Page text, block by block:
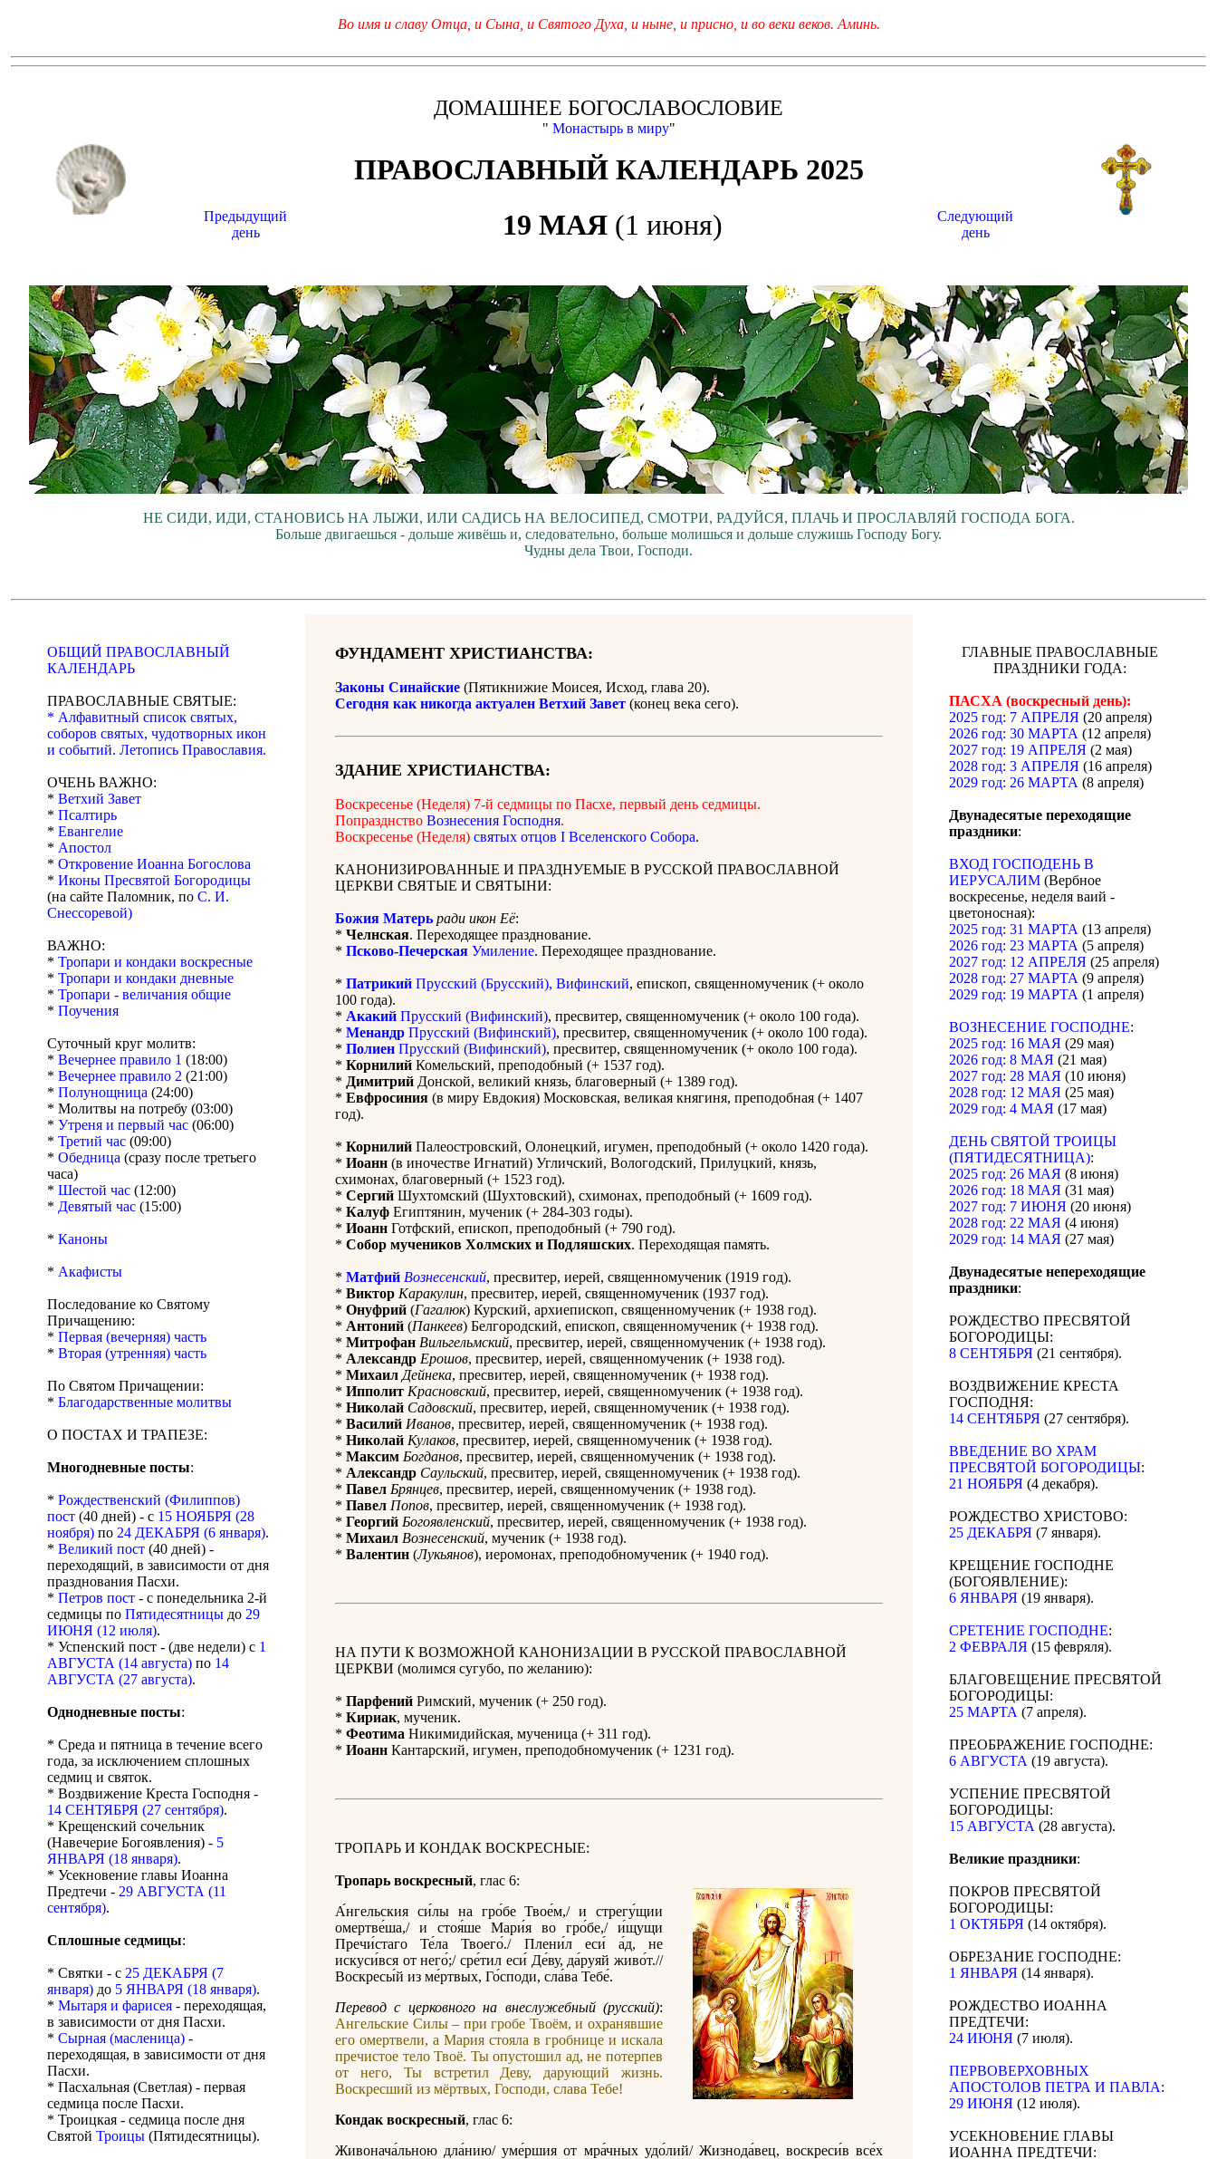
Во имя и славу Отца, и Сына, и Святого Духа, и ныне, и присно, и во веки веков. Аминь.
ДОМАШНЕЕ БОГОСЛАВОСЛОВИЕ
" Монастырь в миру"
ПРАВОСЛАВНЫЙ КАЛЕНДАРЬ 2025
Предыдущий
день
19 МАЯ(1 июня)
Следующий
день
НЕ СИДИ, ИДИ, СТАНОВИСЬ НА ЛЫЖИ, ИЛИ САДИСЬ НА ВЕЛОСИПЕД, СМОТРИ, РАДУЙСЯ, ПЛАЧЬ И ПРОСЛАВЛЯЙ ГОСПОДА БОГА.
Больше двигаешься - дольше живёшь и, следовательно, больше молишься и дольше служишь Господу Богу.
Чудны дела Твои, Господи.
ОБЩИЙ ПРАВОСЛАВНЫЙ
КАЛЕНДАРЬ
ПРАВОСЛАВНЫЕ СВЯТЫЕ:
* Алфавитный список святых,
соборов святых, чудотворных икон
и событий. Летопись Православия.
ОЧЕНЬ ВАЖНО:
* Ветхий Завет
* Псалтирь
* Евангелие
* Апостол
* Откровение Иоанна Богослова
* Иконы Пресвятой Богородицы
(на сайте Паломник, по С. И.
Снессоревой)
ВАЖНО:
* Тропари и кондаки воскресные
* Тропари и кондаки дневные
* Тропари - величания общие
* Поучения
Суточный круг молитв:
* Вечернее правило 1 (18:00)
* Вечернее правило 2 (21:00)
* Полунощница (24:00)
* Молитвы на потребу (03:00)
* Утреня и первый час (06:00)
* Третий час (09:00)
* Обедница (сразу после третьего
часа)
* Шестой час (12:00)
* Девятый час (15:00)
* Каноны
* Акафисты
Последование ко Святому
Причащению:
* Первая (вечерняя) часть
* Вторая (утренняя) часть
По Святом Причащении:
* Благодарственные молитвы
О ПОСТАХ И ТРАПЕЗЕ:
Многодневные посты:
* Рождественский (Филиппов)
пост (40 дней) - с 15 НОЯБРЯ (28
ноября) по 24 ДЕКАБРЯ (6 января).
* Великий пост (40 дней) -
переходящий, в зависимости от дня
празднования Пасхи.
* Петров пост - с понедельника 2-й
седмицы по Пятидесятницы до 29
ИЮНЯ (12 июля).
* Успенский пост - (две недели) с 1
АВГУСТА (14 августа) по 14
АВГУСТА (27 августа).
Однодневные посты:
* Среда и пятница в течение всего
года, за исключением сплошных
седмиц и святок.
* Воздвижение Креста Господня -
14 СЕНТЯБРЯ (27 сентября).
* Крещенский сочельник
(Навечерие Богоявления) - 5
ЯНВАРЯ (18 января).
* Усекновение главы Иоанна
Предтечи - 29 АВГУСТА (11
сентября).
Сплошные седмицы:
* Святки - с 25 ДЕКАБРЯ (7
января) до 5 ЯНВАРЯ (18 января).
* Мытаря и фарисея - переходящая,
в зависимости от дня Пасхи.
* Сырная (масленица) -
переходящая, в зависимости от дня
Пасхи.
* Пасхальная (Светлая) - первая
седмица после Пасхи.
* Троицкая - седмица после дня
Святой Троицы (Пятидесятницы).
ФУНДАМЕНТ ХРИСТИАНСТВА:
Законы Синайские (Пятикнижие Моисея, Исход, глава 20).
Сегодня как никогда актуален Ветхий Завет (конец века сего).
ЗДАНИЕ ХРИСТИАНСТВА:
Воскресенье (Неделя) 7-й седмицы по Пасхе, первый день седмицы.
Попразднство Вознесения Господня.
Воскресенье (Неделя) святых отцов I Вселенского Собора.
КАНОНИЗИРОВАННЫЕ И ПРАЗДНУЕМЫЕ В РУССКОЙ ПРАВОСЛАВНОЙ
ЦЕРКВИ СВЯТЫЕ И СВЯТЫНИ:
Божия Матерь ради икон Её:
* Челнская. Переходящее празднование.
* Псково-Печерская Умиление. Переходящее празднование.
* Патрикий Прусский (Брусский), Вифинский, епископ, священномученик (+ около
100 года).
* Акакий Прусский (Вифинский), пресвитер, священномученик (+ около 100 года).
* Менандр Прусский (Вифинский), пресвитер, священномученик (+ около 100 года).
* Полиен Прусский (Вифинский), пресвитер, священномученик (+ около 100 года).
* Корнилий Комельский, преподобный (+ 1537 год).
* Димитрий Донской, великий князь, благоверный (+ 1389 год).
* Евфросиния (в миру Евдокия) Московская, великая княгиня, преподобная (+ 1407
год).
* Корнилий Палеостровский, Олонецкий, игумен, преподобный (+ около 1420 года).
* Иоанн (в иночестве Игнатий) Угличский, Вологодский, Прилуцкий, князь,
схимонах, благоверный (+ 1523 год).
* Сергий Шухтомский (Шухтовский), схимонах, преподобный (+ 1609 год).
* Калуф Египтянин, мученик (+ 284-303 годы).
* Иоанн Готфский, епископ, преподобный (+ 790 год).
* Собор мучеников Холмских и Подляшских. Переходящая память.
* Матфий Вознесенский, пресвитер, иерей, священномученик (1919 год).
* Виктор Каракулин, пресвитер, иерей, священномученик (1937 год).
* Онуфрий (Гагалюк) Курский, архиепископ, священномученик (+ 1938 год).
* Антоний (Панкеев) Белгородский, епископ, священномученик (+ 1938 год).
* Митрофан Вильгельмский, пресвитер, иерей, священномученик (+ 1938 год).
* Александр Ерошов, пресвитер, иерей, священномученик (+ 1938 год).
* Михаил Дейнека, пресвитер, иерей, священномученик (+ 1938 год).
* Ипполит Красновский, пресвитер, иерей, священномученик (+ 1938 год).
* Николай Садовский, пресвитер, иерей, священномученик (+ 1938 год).
* Василий Иванов, пресвитер, иерей, священномученик (+ 1938 год).
* Николай Кулаков, пресвитер, иерей, священномученик (+ 1938 год).
* Максим Богданов, пресвитер, иерей, священномученик (+ 1938 год).
* Александр Саульский, пресвитер, иерей, священномученик (+ 1938 год).
* Павел Брянцев, пресвитер, иерей, священномученик (+ 1938 год).
* Павел Попов, пресвитер, иерей, священномученик (+ 1938 год).
* Георгий Богоявленский, пресвитер, иерей, священномученик (+ 1938 год).
* Михаил Вознесенский, мученик (+ 1938 год).
* Валентин (Лукьянов), иеромонах, преподобномученик (+ 1940 год).
НА ПУТИ К ВОЗМОЖНОЙ КАНОНИЗАЦИИ В РУССКОЙ ПРАВОСЛАВНОЙ
ЦЕРКВИ (молимся сугубо, по желанию):
* Парфений Римский, мученик (+ 250 год).
* Кириак, мученик.
* Феотима Никимидийская, мученица (+ 311 год).
* Иоанн Кантарский, игумен, преподобномученик (+ 1231 год).
ТРОПАРЬ И КОНДАК ВОСКРЕСНЫЕ:
Тропарь воскресный, глас 6:
А́нгельския си́лы на гро́бе Твое́м,/ и стрегу́щии
омертве́ша,/ и стоя́ше Мари́я во гро́бе,/ и́щущи
Пречи́стаго Те́ла Твоего́./ Плени́л еси́ а́д, не
искуси́вся от него́;/ сре́тил еси́ Де́ву, да́руяй живо́т.//
Воскресы́й из ме́ртвых, Го́споди, сла́ва Тебе́.
Перевод с церковного на внеслужебный (русский):
Ангельские Силы – при гробе Твоём, и охранявшие
его омертвели, а Мария стояла в гробнице и искала
пречистое тело Твоё. Ты опустошил ад, не потерпев
от него, Ты встретил Деву, дарующий жизнь.
Воскресший из мёртвых, Господи, слава Тебе!
Кондак воскресный, глас 6:
Живонача́льною дла́нию/ уме́ршия от мра́чных удо́лий/ Жизнода́вец, воскреси́в все́х
ГЛАВНЫЕ ПРАВОСЛАВНЫЕ
ПРАЗДНИКИ ГОДА:
ПАСХА (воскресный день):
2025 год: 7 АПРЕЛЯ (20 апреля)
2026 год: 30 МАРТА (12 апреля)
2027 год: 19 АПРЕЛЯ (2 мая)
2028 год: 3 АПРЕЛЯ (16 апреля)
2029 год: 26 МАРТА (8 апреля)
Двунадесятые переходящие
праздники:
ВХОД ГОСПОДЕНЬ В
ИЕРУСАЛИМ (Вербное
воскресенье, неделя ваий -
цветоносная):
2025 год: 31 МАРТА (13 апреля)
2026 год: 23 МАРТА (5 апреля)
2027 год: 12 АПРЕЛЯ (25 апреля)
2028 год: 27 МАРТА (9 апреля)
2029 год: 19 МАРТА (1 апреля)
ВОЗНЕСЕНИЕ ГОСПОДНЕ:
2025 год: 16 МАЯ (29 мая)
2026 год: 8 МАЯ (21 мая)
2027 год: 28 МАЯ (10 июня)
2028 год: 12 МАЯ (25 мая)
2029 год: 4 МАЯ (17 мая)
ДЕНЬ СВЯТОЙ ТРОИЦЫ
(ПЯТИДЕСЯТНИЦА):
2025 год: 26 МАЯ (8 июня)
2026 год: 18 МАЯ (31 мая)
2027 год: 7 ИЮНЯ (20 июня)
2028 год: 22 МАЯ (4 июня)
2029 год: 14 МАЯ (27 мая)
Двунадесятые непереходящие
праздники:
РОЖДЕСТВО ПРЕСВЯТОЙ
БОГОРОДИЦЫ:
8 СЕНТЯБРЯ (21 сентября).
ВОЗДВИЖЕНИЕ КРЕСТА
ГОСПОДНЯ:
14 СЕНТЯБРЯ (27 сентября).
ВВЕДЕНИЕ ВО ХРАМ
ПРЕСВЯТОЙ БОГОРОДИЦЫ:
21 НОЯБРЯ (4 декабря).
РОЖДЕСТВО ХРИСТОВО:
25 ДЕКАБРЯ (7 января).
КРЕЩЕНИЕ ГОСПОДНЕ
(БОГОЯВЛЕНИЕ):
6 ЯНВАРЯ (19 января).
СРЕТЕНИЕ ГОСПОДНЕ:
2 ФЕВРАЛЯ (15 февряля).
БЛАГОВЕЩЕНИЕ ПРЕСВЯТОЙ
БОГОРОДИЦЫ:
25 МАРТА (7 апреля).
ПРЕОБРАЖЕНИЕ ГОСПОДНЕ:
6 АВГУСТА (19 августа).
УСПЕНИЕ ПРЕСВЯТОЙ
БОГОРОДИЦЫ:
15 АВГУСТА (28 августа).
Великие праздники:
ПОКРОВ ПРЕСВЯТОЙ
БОГОРОДИЦЫ:
1 ОКТЯБРЯ (14 октября).
ОБРЕЗАНИЕ ГОСПОДНЕ:
1 ЯНВАРЯ (14 января).
РОЖДЕСТВО ИОАННА
ПРЕДТЕЧИ:
24 ИЮНЯ (7 июля).
ПЕРВОВЕРХОВНЫХ
АПОСТОЛОВ ПЕТРА И ПАВЛА:
29 ИЮНЯ (12 июля).
УСЕКНОВЕНИЕ ГЛАВЫ
ИОАННА ПРЕДТЕЧИ: